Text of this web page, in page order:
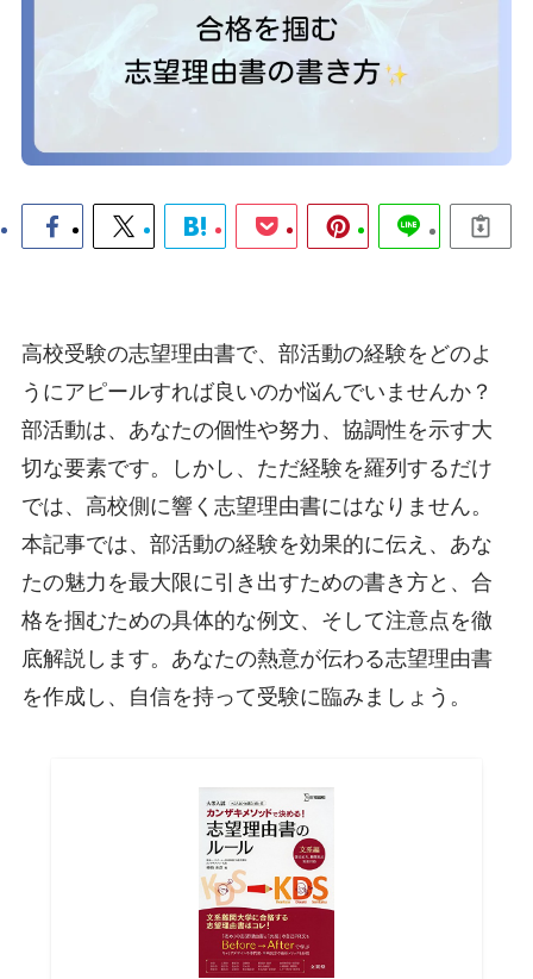
高校受験の志望理由書で、部活動の経験をどのよ
うにアピールすれば良いのか悩んでいませんか？
部活動は、あなたの個性や努力、協調性を示す大
切な要素です。しかし、ただ経験を羅列するだけ
では、高校側に響く志望理由書にはなりません。
本記事では、部活動の経験を効果的に伝え、あな
たの魅力を最大限に引き出すための書き方と、合
格を掴むための具体的な例文、そして注意点を徹
底解説します。あなたの熱意が伝わる志望理由書
を作成し、自信を持って受験に臨みましょう。